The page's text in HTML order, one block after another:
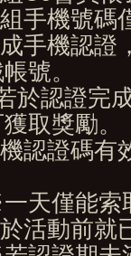
手機號碼
手機認證
號。
於認證完
取獎勵。
認證碼有
天僅能索
活動前就